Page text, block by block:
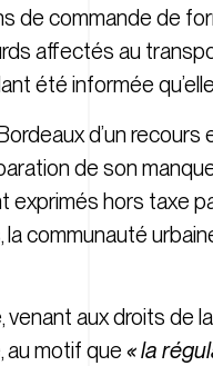
de commande de
affectés au
été informée
d’un
de son
hors taxe
communauté
aux droits de
au motif que « la